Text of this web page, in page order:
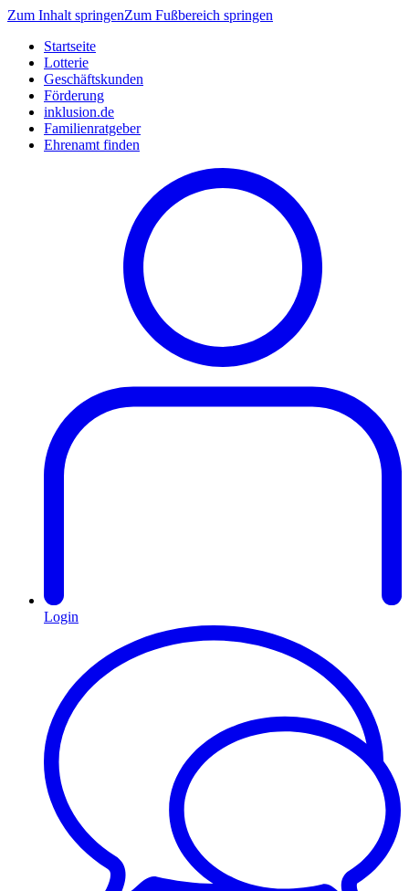
Zum Inhalt springenZum Fußbereich springen
Startseite
Lotterie
Geschäftskunden
Förderung
inklusion.de
Familienratgeber
Ehrenamt finden
Login